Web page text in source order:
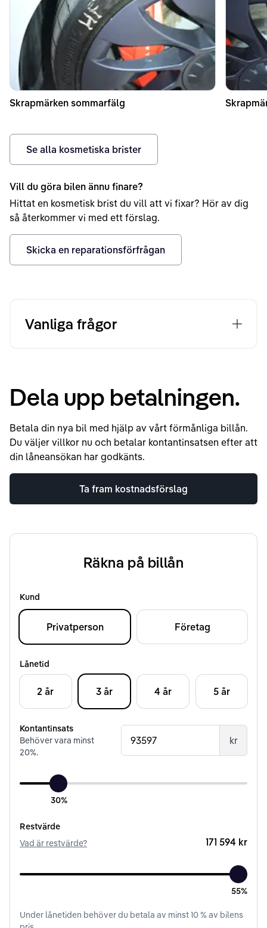
Skrapmärken sommarfälg
Se alla kosmetiska brister
Vill du göra bilen ännu finare?
Hittat en kosmetisk brist du vill att vi fixar? Hör av dig
så återkommer vi med ett förslag.
Skicka en reparationsförfrågan
Vanliga frågor
Dela upp betalningen.
Betala din nya bil med hjälp av vårt förmånliga billån.
Du väljer villkor nu och betalar kontantinsatsen efter att
din låneansökan har godkänts.
Ta fram kostnadsförslag
Räkna på billån
Kund
Privatperson Företag
Lånetid
2 år 3 år 4 år 5 år
Kontantinsats
Behöver vara minst
20%.
kr
30%
Restvärde
Vad är restvärde?
171 594 kr
55%
Under lånetiden behöver du betala av minst10% av bilens